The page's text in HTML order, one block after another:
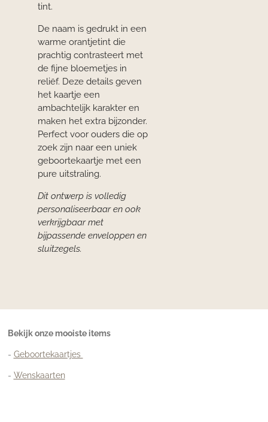
tint.
De naam is gedrukt in een
warme orantjetint die
prachtig contrasteert met
de fijne bloemetjes in
reliëf. Deze details geven
het kaartje een
ambachtelijk karakter en
maken het extra bijzonder.
Perfect voor ouders die op
zoek zijn naar een uniek
geboortekaartje met een
pure uitstraling.
Dit ontwerp is volledig
personaliseerbaar en ook
verkrijgbaar met
bijpassende enveloppen en
sluitzegels.
Bekijk onze mooiste items
- Geboortekaartjes
- Wenskaarten